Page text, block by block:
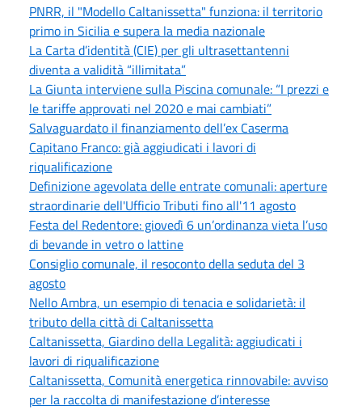
PNRR, il "Modello Caltanissetta" funziona: il territorio
primo in Sicilia e supera la media nazionale
La Carta d’identità (CIE) per gli ultrasettantenni
diventa a validità “illimitata”
La Giunta interviene sulla Piscina comunale: “I prezzi e
le tariffe approvati nel 2020 e mai cambiati”
Salvaguardato il finanziamento dell’ex Caserma
Capitano Franco: già aggiudicati i lavori di
riqualificazione
Definizione agevolata delle entrate comunali: aperture
straordinarie dell'Ufficio Tributi fino all'11 agosto
Festa del Redentore: giovedì 6 un’ordinanza vieta l’uso
di bevande in vetro o lattine
Consiglio comunale, il resoconto della seduta del 3
agosto
Nello Ambra, un esempio di tenacia e solidarietà: il
tributo della città di Caltanissetta
Caltanissetta, Giardino della Legalità: aggiudicati i
lavori di riqualificazione
Caltanissetta, Comunità energetica rinnovabile: avviso
per la raccolta di manifestazione d’interesse